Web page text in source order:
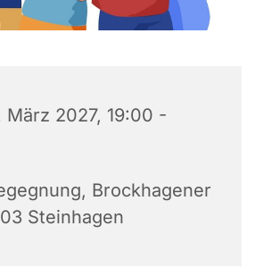
März 2027, 19:00 -
Brockhagener
Steinhagen